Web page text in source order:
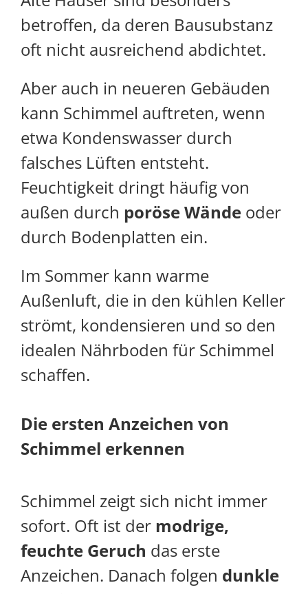
betroffen, da deren Bausubstanz
oft nicht ausreichend abdichtet.
Aber auch in neueren Gebäuden
kann Schimmel auftreten, wenn
etwa Kondenswasser durch
falsches Lüften entsteht.
Feuchtigkeit dringt häufig von
außen durch poröse Wände oder
durch Bodenplatten ein.
Im Sommer kann warme
Außenluft, die in den kühlen Keller
strömt, kondensieren und so den
idealen Nährboden für Schimmel
schaffen.
Die ersten Anzeichen von
Schimmel erkennen
Schimmel zeigt sich nicht immer
sofort. Oft ist der modrige,
feuchte Geruch das erste
Anzeichen. Danach folgen dunkle